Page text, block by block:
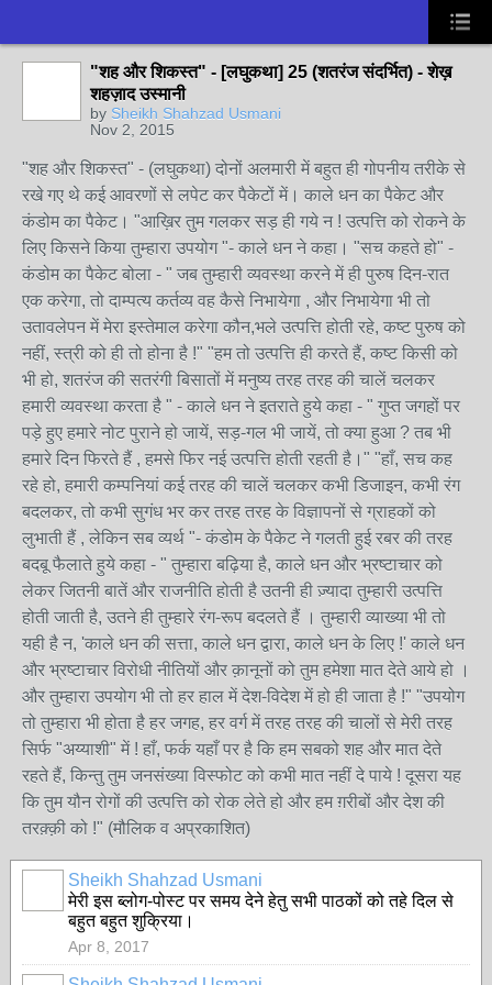
"शह और शिकस्त" - [लघुकथा] 25 (शतरंज संदर्भित) - शेख़
शहज़ाद उस्मानी
by Sheikh Shahzad Usmani
Nov 2, 2015
"शह और शिकस्त" - (लघुकथा) दोनों अलमारी में बहुत ही गोपनीय तरीके से
रखे गए थे कई आवरणों से लपेट कर पैकेटों में। काले धन का पैकेट और
कंडोम का पैकेट। "आख़िर तुम गलकर सड़ ही गये न ! उत्पत्ति को रोकने के
लिए किसने किया तुम्हारा उपयोग "- काले धन ने कहा। "सच कहते हो" -
कंडोम का पैकेट बोला - " जब तुम्हारी व्यवस्था करने में ही पुरुष दिन-रात
एक करेगा, तो दाम्पत्य कर्तव्य वह कैसे निभायेगा , और निभायेगा भी तो
उतावलेपन में मेरा इस्तेमाल करेगा कौन,भले उत्पत्ति होती रहे, कष्ट पुरुष को
नहीं, स्त्री को ही तो होना है !" "हम तो उत्पत्ति ही करते हैं, कष्ट किसी को
भी हो, शतरंज की सतरंगी बिसातों में मनुष्य तरह तरह की चालें चलकर
हमारी व्यवस्था करता है " - काले धन ने इतराते हुये कहा - " गुप्त जगहों पर
पड़े हुए हमारे नोट पुराने हो जायें, सड़-गल भी जायें, तो क्या हुआ ? तब भी
हमारे दिन फिरते हैं , हमसे फिर नई उत्पत्ति होती रहती है।" "हाँ, सच कह
रहे हो, हमारी कम्पनियां कई तरह की चालें चलकर कभी डिजाइन, कभी रंग
बदलकर, तो कभी सुगंध भर कर तरह तरह के विज्ञापनों से ग्राहकों को
लुभाती हैं , लेकिन सब व्यर्थ "- कंडोम के पैकेट ने गलती हुई रबर की तरह
बदबू फैलाते हुये कहा - " तुम्हारा बढ़िया है, काले धन और भ्रष्टाचार को
लेकर जितनी बातें और राजनीति होती है उतनी ही ज़्यादा तुम्हारी उत्पत्ति
होती जाती है, उतने ही तुम्हारे रंग-रूप बदलते हैं । तुम्हारी व्याख्या भी तो
यही है न, 'काले धन की सत्ता, काले धन द्वारा, काले धन के लिए !' काले धन
और भ्रष्टाचार विरोधी नीतियों और क़ानूनों को तुम हमेशा मात देते आये हो ।
और तुम्हारा उपयोग भी तो हर हाल में देश-विदेश में हो ही जाता है !" "उपयोग
तो तुम्हारा भी होता है हर जगह, हर वर्ग में तरह तरह की चालों से मेरी तरह
सिर्फ "अय्याशी" में ! हाँ, फर्क यहाँ पर है कि हम सबको शह और मात देते
रहते हैं, किन्तु तुम जनसंख्या विस्फोट को कभी मात नहीं दे पाये ! दूसरा यह
कि तुम यौन रोगों की उत्पत्ति को रोक लेते हो और हम ग़रीबों और देश की
तरक़्क़ी को !" (मौलिक व अप्रकाशित)
Sheikh Shahzad Usmani
मेरी इस ब्लोग-पोस्ट पर समय देने हेतु सभी पाठकों को तहे दिल से
बहुत बहुत शुक्रिया।
Apr 8, 2017